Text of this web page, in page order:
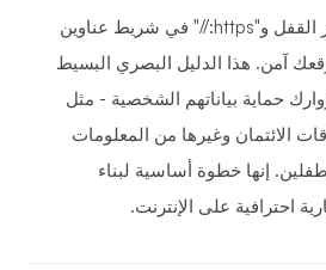
عندما يرى المستخدم رمز القفل و"https://" في شريط عناوين
آمن. هذا الدليل البصري البسيط
حماية بياناتهم الشخصية - مثل
الائتمان وغيرها من المعلومات
إنها خطوة أساسية لبناء
احترافية على الإنترنت.